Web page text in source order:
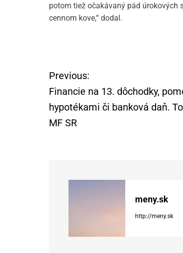
potom tiež očakávaný pád úrokových
cennom kove,“ dodal.
N
a
v
g
á
c
i
Previous:
Financie na 13. dôchodky,
hypotékami či banková daň.
MF SR
meny.sk
http://meny.sk